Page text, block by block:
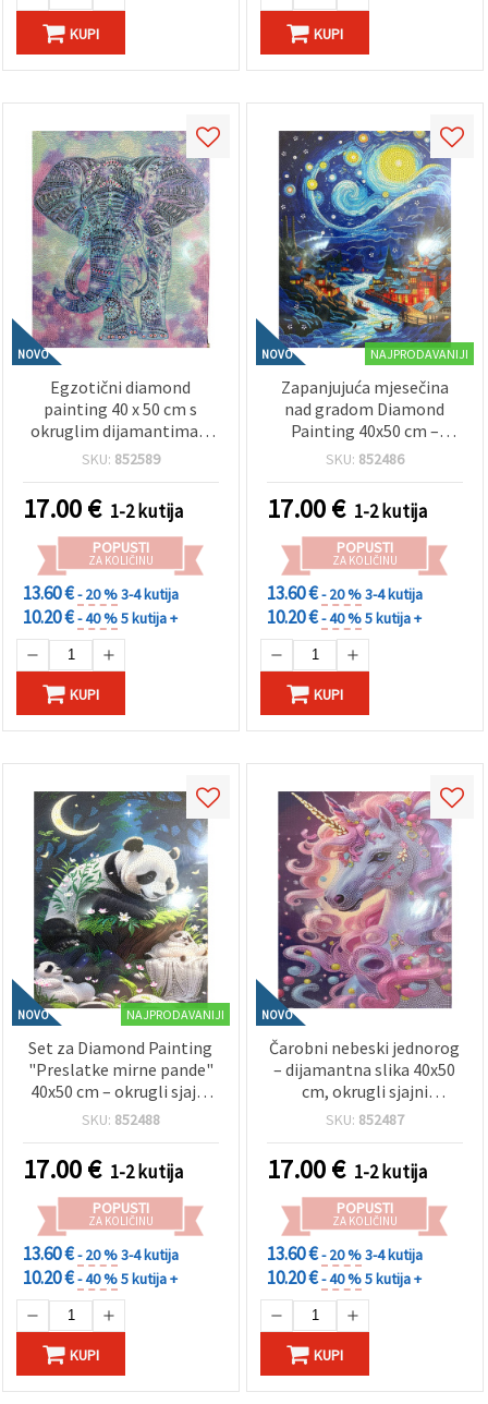
KUPI KUPI
NOVO
Egzotični diamond
painting 40 x 50 cm s
okruglim dijamantima –
full drill "Duh Indije" s
BYX4519
SKU: 852589
17.00€ 1-2 kutija
POPUSTI
ZA KOLIČINU
13.60 €- 20 %3-4 kutija
10.20 €- 40 %5 kutija +
KUPI
NOVO NAJPRODAVANIJI
Zapanjujuća mjesečina
nad gradom Diamond
Painting 40x50 cm –
okrugli sjajni dijamanti,
okvirom – XQYX86284
SKU: 852486
17.00€ 1-2 kutija
POPUSTI
ZA KOLIČINU
13.60 €- 20 %3-4 kutija
10.20 €- 40 %5 kutija +
KUPI
NOVO NAJPRODAVANIJI
Set za Diamond Painting
"Preslatke mirne pande"
40x50 cm – okrugli sjajni
dijamanti, full drill, s
XQYX86077
SKU: 852488
17.00€ 1-2 kutija
POPUSTI
ZA KOLIČINU
13.60 €- 20 %3-4 kutija
10.20 €- 40 %5 kutija +
KUPI
NOVO
Čarobni nebeski jednorog
– dijamantna slika 40x50
cm, okrugli sjajni
dijamanti, puni set s
XQYX86085
SKU: 852487
17.00€ 1-2 kutija
POPUSTI
ZA KOLIČINU
13.60 €- 20 %3-4 kutija
10.20 €- 40 %5 kutija +
KUPI